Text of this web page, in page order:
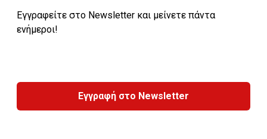
Εγγραφείτε στο Newsletter και μείνετε πάντα
ενήμεροι!
Εγγραφή στο Newsletter